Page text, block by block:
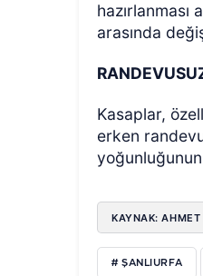
arasında
Kasaplar,
erken
KAYNAK:
# ŞANLIURFA